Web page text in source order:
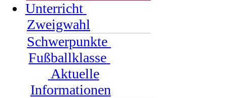
Unterricht
Zweigwahl
Schwerpunkte
Fußballklasse
Aktuelle
Informationen